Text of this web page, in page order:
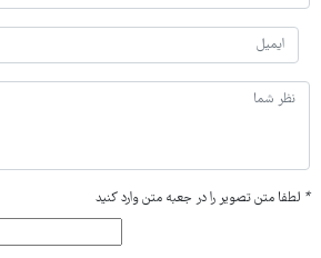
* لطفا متن تصویر را در جعبه متن وارد کنید